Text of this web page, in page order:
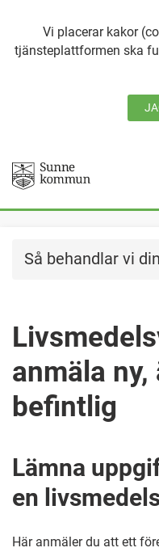
Vi placerar kakor
tjänsteplattformen ska
Så behandlar vi
anmäla
befintlig
Lämna
en
Här anmäler du att ett